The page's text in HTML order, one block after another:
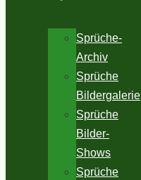
Sprüche-
Archiv
Sprüche
Bildergalerie
Sprüche
Bilder-
Shows
Sprüche